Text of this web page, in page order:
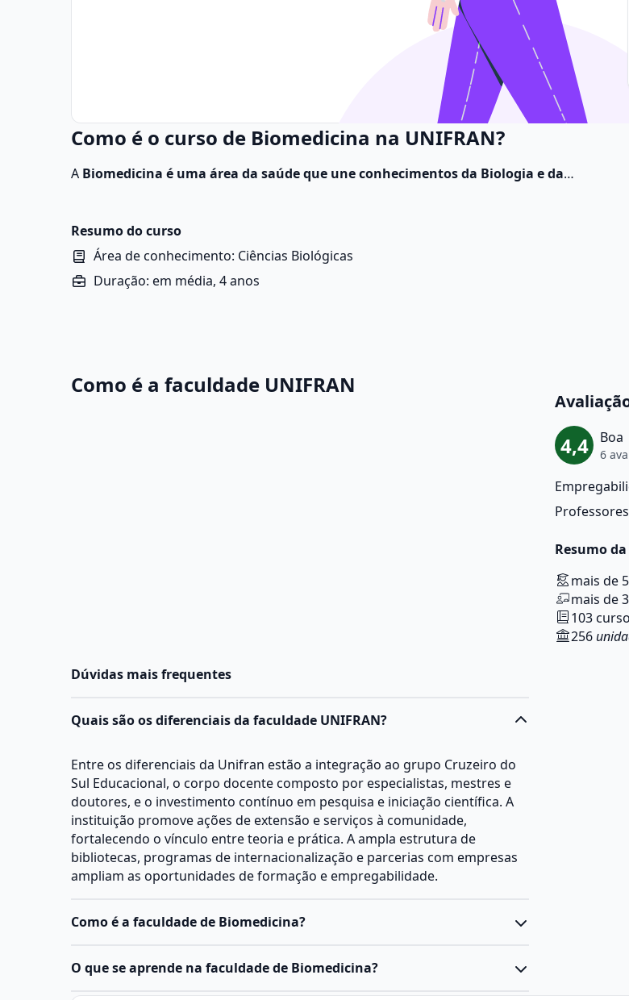
Como é o curso de Biomedicina na UNIFRAN?
A Biomedicina é uma área da saúde que une conhecimentos da Biologia e da
desenvolvimento de novas tecnologias aplicadas à saúde.
Resumo do curso
Área de conhecimento: Ciências Biológicas
Duração: em média, 4 anos
Como é a faculdade UNIFRAN
4,4 Boa
6
Professores
Resumo
mais de
mais de
103
256
Dúvidas mais frequentes
Quais são os diferenciais da faculdade UNIFRAN?
Entre os diferenciais da Unifran estão a integração ao grupo Cruzeiro do
Sul Educacional, o corpo docente composto por especialistas, mestres e
doutores, e o investimento contínuo em pesquisa e iniciação científica. A
instituição promove ações de extensão e serviços à comunidade,
fortalecendo o vínculo entre teoria e prática. A ampla estrutura de
bibliotecas, programas de internacionalização e parcerias com empresas
ampliam as oportunidades de formação e empregabilidade.
Como é a faculdade de Biomedicina?
A faculdade de Biomedicinaé um curso de graduação do tipo bacharelado,
O que se aprende na faculdade de Biomedicina?